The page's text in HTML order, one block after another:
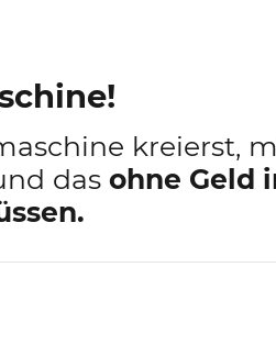
kreierst,
das ohne Geld